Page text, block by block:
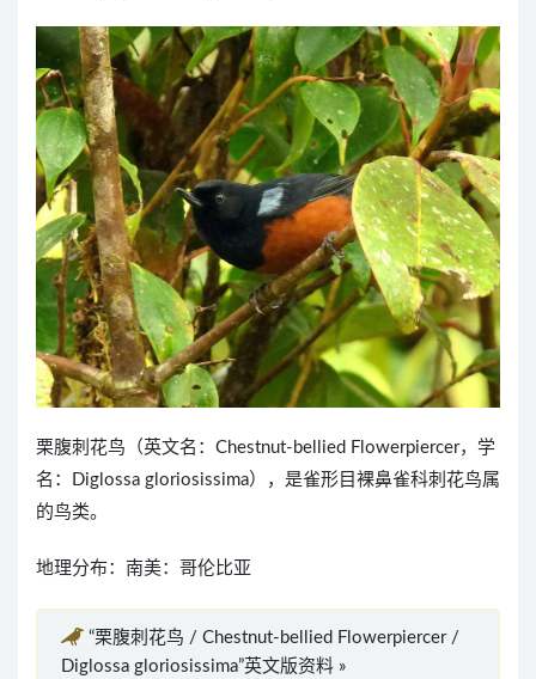
栗腹刺花鸟（英文名：Chestnut-bellied Flowerpiercer，学
名：Diglossa gloriosissima），是雀形目裸鼻雀科刺花鸟属
的鸟类。
地理分布：南美：哥伦比亚
“栗腹刺花鸟 / Chestnut-bellied Flowerpiercer /
Diglossa gloriosissima”英文版资料 »